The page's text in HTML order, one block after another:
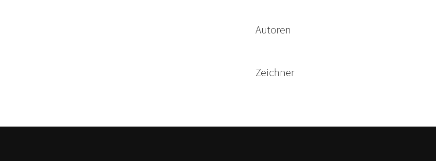
Autoren
Zeichner